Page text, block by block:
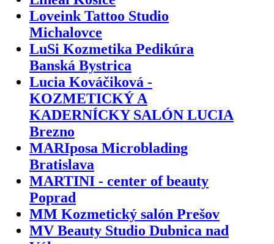
Loveink Tattoo Studio
Michalovce
LuSi Kozmetika Pedikúra
Banská Bystrica
Lucia Kováčiková -
KOZMETICKÝ A
KADERNÍCKY SALÓN LUCIA
Brezno
MARIposa Microblading
Bratislava
MARTINI - center of beauty
Poprad
MM Kozmetický salón Prešov
MV Beauty Studio Dubnica nad